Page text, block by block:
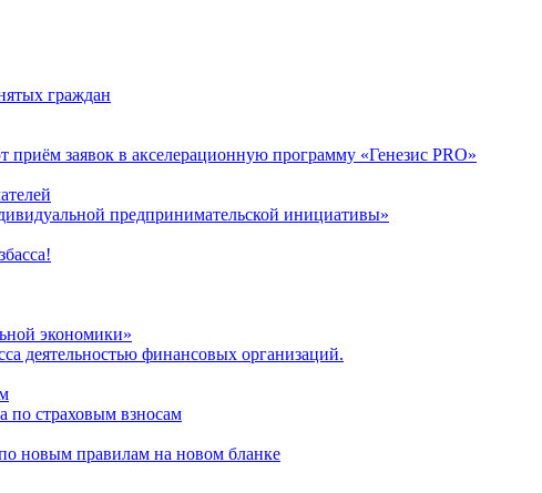
граждан
заявок в акселерационную программу «Генезис PRO»
предпринимательской инициативы»
экономики»
деятельностью финансовых организаций.
страховым взносам
новым правилам на новом бланке